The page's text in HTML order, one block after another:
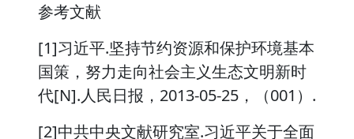
参考文献
[1]习近平.坚持节约资源和保护环境基本
国策，努力走向社会主义生态文明新时
代[N].人民日报，2013-05-25，（001）.
[2]中共中央文献研究室.习近平关于全面